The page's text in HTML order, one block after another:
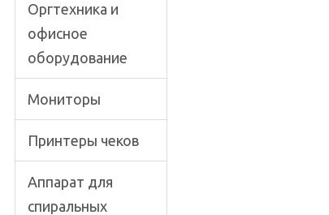
Оргтехника и
офисное
оборудование
Мониторы
Принтеры чеков
Аппарат для
спиральных